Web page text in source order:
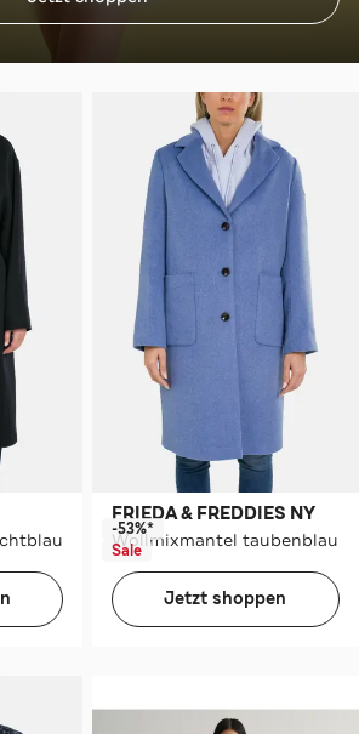
FRIEDA & FREDDIES NY
Wollmixmantel taubenblau
-53%*
Sale
Jetzt shoppen